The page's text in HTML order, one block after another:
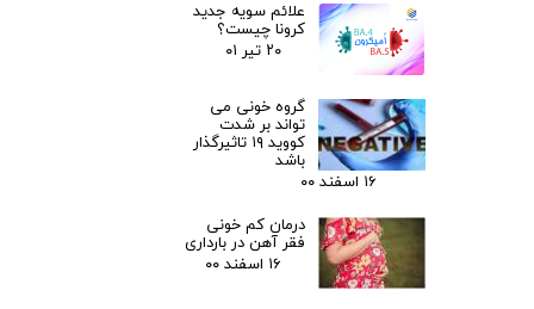
علائم سویه جدید
کرونا چیست؟
۲۰ تیر ۰۱
گروه خونی می
تواند بر شدت
کووید ۱۹ تاثیرگذار
باشد
۱۶ اسفند ۰۰
درمان کم خونی
فقر آهن در بارداری
۱۶ اسفند ۰۰